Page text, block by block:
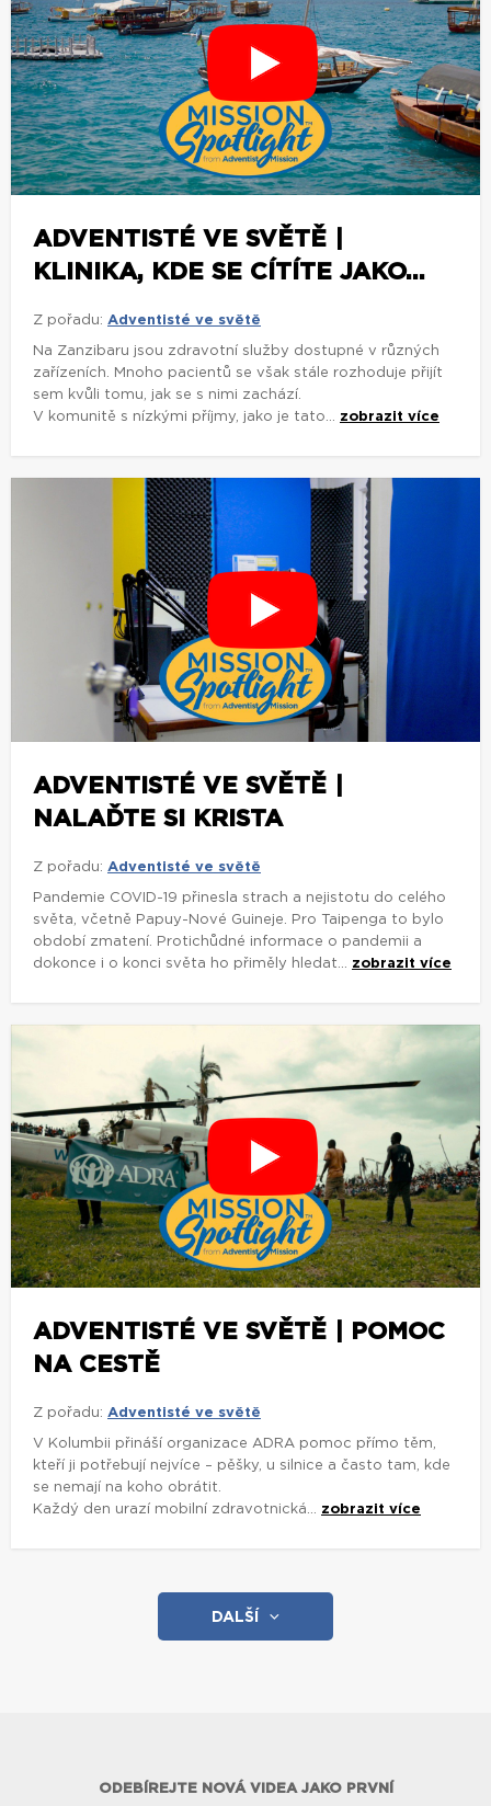
ADVENTISTÉ VE SVĚTĚ |
KLINIKA, KDE SE CÍTÍTE JAKO...
Z pořadu: Adventisté ve světě
Na Zanzibaru jsou zdravotní služby dostupné v různých
zařízeních. Mnoho pacientů se však stále rozhoduje přijít
sem kvůli tomu, jak se s nimi zachází.
V komunitě s nízkými příjmy, jako je tato... zobrazit více
ADVENTISTÉ VE SVĚTĚ |
NALAĎTE SI KRISTA
Z pořadu: Adventisté ve světě
Pandemie COVID-19 přinesla strach a nejistotu do celého
světa, včetně Papuy-Nové Guineje. Pro Taipenga to bylo
období zmatení. Protichůdné informace o pandemii a
dokonce i o konci světa ho přiměly hledat... zobrazit více
ADVENTISTÉ VE SVĚTĚ | POMOC
NA CESTĚ
Z pořadu: Adventisté ve světě
V Kolumbii přináší organizace ADRA pomoc přímo těm,
kteří ji potřebují nejvíce – pěšky, u silnice a často tam, kde
se nemají na koho obrátit.
Každý den urazí mobilní zdravotnická... zobrazit více
DALŠÍ
ODEBÍREJTE NOVÁ VIDEA JAKO PRVNÍ